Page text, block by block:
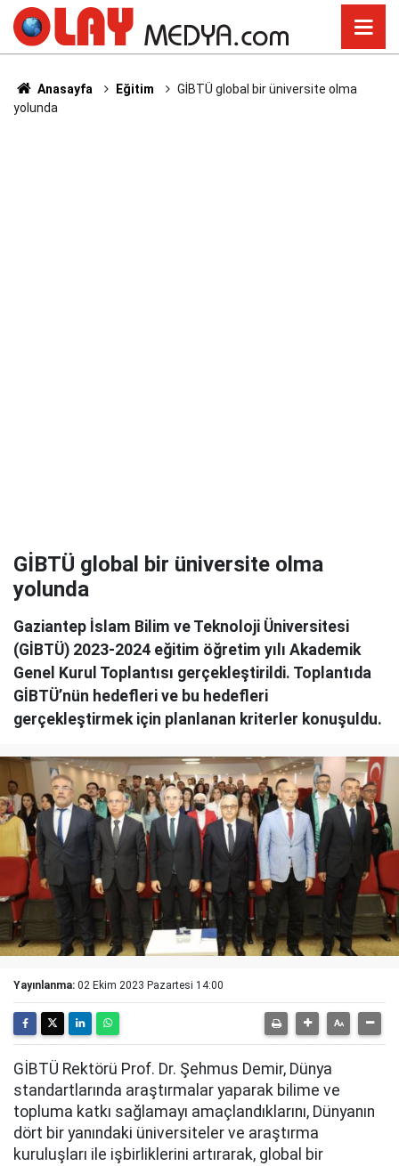
Anasayfa Eğitim
GİBTÜ global bir üniversite olma
yolunda
GİBTÜ global bir üniversite olma
yolunda
Gaziantep İslam Bilim ve Teknoloji Üniversitesi
(GİBTÜ) 2023-2024 eğitim öğretim yılı Akademik
Genel Kurul Toplantısı gerçekleştirildi. Toplantıda
GİBTÜ’nün hedefleri ve bu hedefleri
gerçekleştirmek için planlanan kriterler konuşuldu.
Yayınlanma: 02 Ekim 2023 Pazartesi 14:00
GİBTÜ Rektörü Prof. Dr. Şehmus Demir, Dünya
standartlarında araştırmalar yaparak bilime ve
topluma katkı sağlamayı amaçlandıklarını, Dünyanın
dört bir yanındaki üniversiteler ve araştırma
kuruluşları ile işbirliklerini artırarak, global bir